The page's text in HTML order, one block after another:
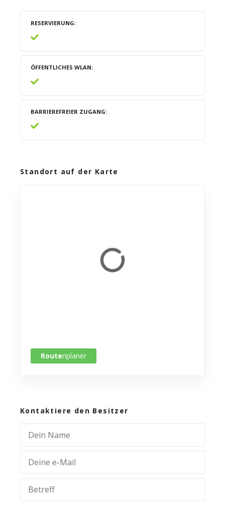
RESERVIERUNG
ÖFFENTLICHES WLAN
BARRIEREFREIER ZUGANG
Standort auf der Karte
Routenplaner
Kontaktiere den Besitzer